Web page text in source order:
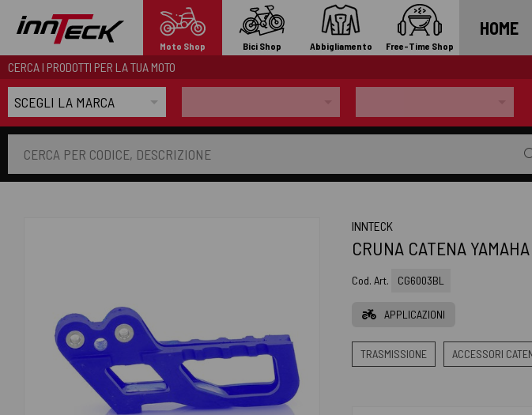
Moto Shop Bici Shop Abbigliamento Free-Time Shop
HOME
CERCA I PRODOTTI PER LA TUA MOTO
INNTECK
CRUNA CATENA
Cod. Art. CG6003BL
APPLICAZIONI
TRASMISSIONE ACCESSORI